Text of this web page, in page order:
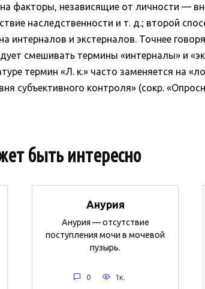
на факторы, независящие от личности —
наследственности и т. д.; второй
интерналов и экстерналов. Точнее
смешивать термины «интерналы» и
термин «Л. к.» часто заменяется на
субъективного контроля» (сокр.
быть интересно
Анурия
Анурия — отсутствие
поступления мочи в мочевой
пузырь.
0 1к.